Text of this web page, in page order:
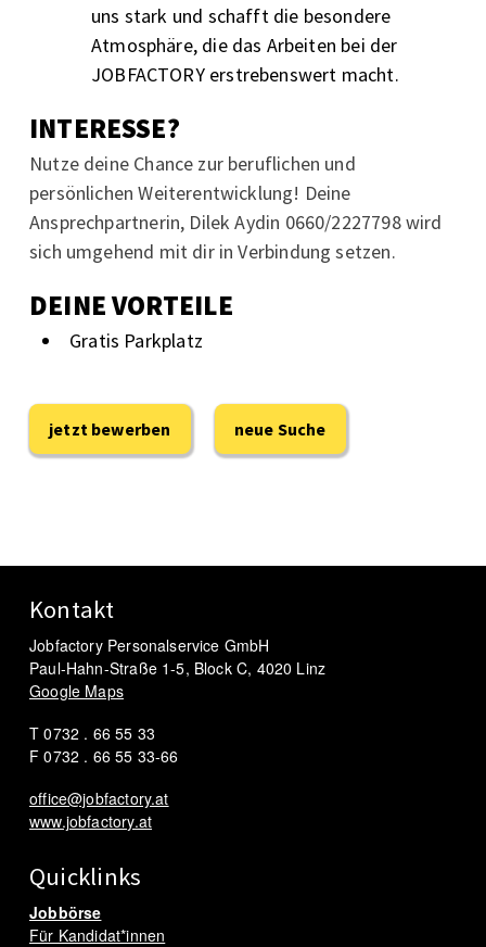
uns stark und schafft die besondere
Atmosphäre, die das Arbeiten bei der
JOBFACTORY erstrebenswert macht.
INTERESSE?
Nutze deine Chance zur beruflichen und
persönlichen Weiterentwicklung! Deine
Ansprechpartnerin, Dilek Aydin 0660/2227798 wird
sich umgehend mit dir in Verbindung setzen.
DEINE VORTEILE
Gratis Parkplatz
jetzt bewerben neue Suche
Kontakt
Jobfactory Personalservice GmbH
Paul-Hahn-Straße 1-5, Block C, 4020 Linz
Google Maps
T 0732 . 66 55 33
F 0732 . 66 55 33-66
office@jobfactory.at
www.jobfactory.at
Quicklinks
Jobbörse
Für Kandidat*innen